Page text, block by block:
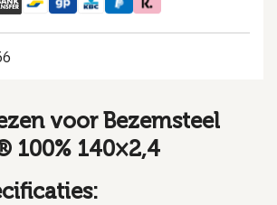
voor Bezemsteel
100% 140×2,4